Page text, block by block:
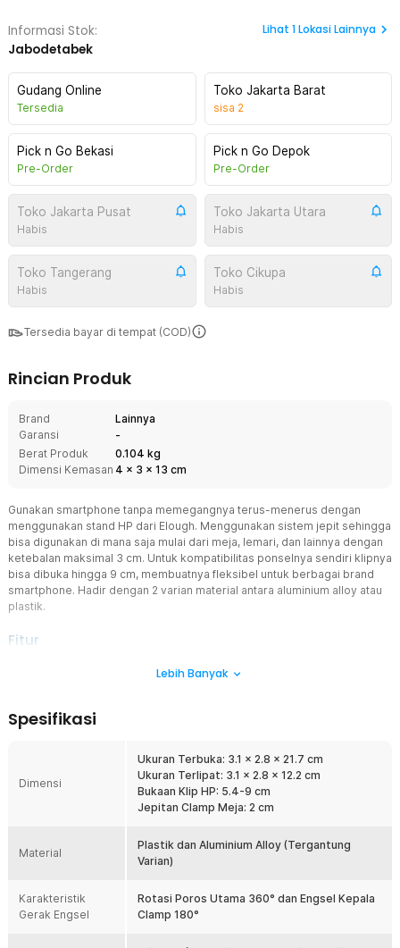
Informasi Stok:
Jabodetabek
Lihat 1Lokasi Lainnya
Gudang Online
Tersedia
Toko Jakarta Barat
sisa 2
Pick n Go Bekasi
Pre-Order
Pick n Go Depok
Pre-Order
Toko Jakarta Pusat
Habis
Toko Jakarta Utara
Habis
Toko Tangerang
Habis
Toko Cikupa
Habis
Tersedia bayar di tempat (COD)
Rincian Produk
Brand
Lainnya
Garansi
-
Berat Produk
0.104 kg
Dimensi Kemasan 4 x 3 x 13 cm
Gunakan smartphone tanpa memegangnya terus-menerus dengan
menggunakan stand HP dari Elough. Menggunakan sistem jepit sehingga
bisa digunakan di mana saja mulai dari meja, lemari, dan lainnya dengan
ketebalan maksimal 3 cm. Untuk kompatibilitas ponselnya sendiri klipnya
bisa dibuka hingga 9 cm, membuatnya fleksibel untuk berbagai brand
smartphone. Hadir dengan 2 varian material antara aluminium alloy atau
plastik.
Fitur
ganda. 180° pada sendi kepala clamp dan 360° pada poros utama.
kiri atau kanan, semua bisa diatur dengan presisi dan tetap terkunci
Tempatkan di Mana Saja
Stand HP juga berfungsi sebagai phone holder meja yang kokoh.
dilipat, memberikan fleksibilitas penempatan sesuai kebutuhan dan
ruang meja yang tersedia.
Dilengkapi mekanisme pull-clip yang ergonomis, clamp stand HP ini
dapat menjepit HP dengan ketebalan hingga 9 cm, artinya HP
Lebih Banyak
Spesifikasi
Dimensi
Ukuran Terbuka: 3.1 x 2.8 x 21.7 cm
Ukuran Terlipat: 3.1 x 2.8 x 12.2 cm
Bukaan Klip HP: 5.4-9 cm
Jepitan Clamp Meja: 2 cm
Material
Plastik dan Aluminium Alloy (Tergantung
Varian)
Karakteristik
Gerak Engsel
Rotasi Poros Utama 360° dan Engsel Kepala
Clamp 180°